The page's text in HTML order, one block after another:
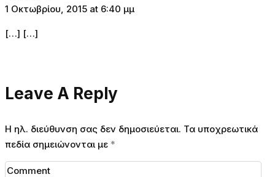
1 Οκτωβρίου, 2015 at 6:40 μμ
[…] […]
Leave A Reply
Η ηλ. διεύθυνση σας δεν δημοσιεύεται. Τα υποχρεωτικά
πεδία σημειώνονται με *